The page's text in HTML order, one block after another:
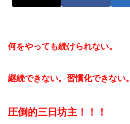
何をやっても続けられない。
継続できない。習慣化できない。
圧倒的三日坊主！！！